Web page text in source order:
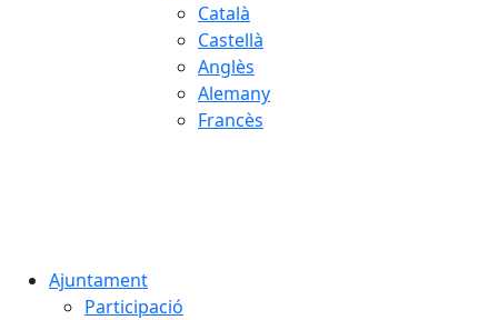
Català
Castellà
Anglès
Alemany
Francès
Ajuntament
Participació